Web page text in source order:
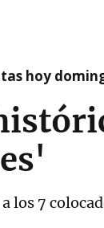
hoy
los 7